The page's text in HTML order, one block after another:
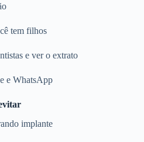
tem filhos
e ver o extrato
e WhatsApp
implante